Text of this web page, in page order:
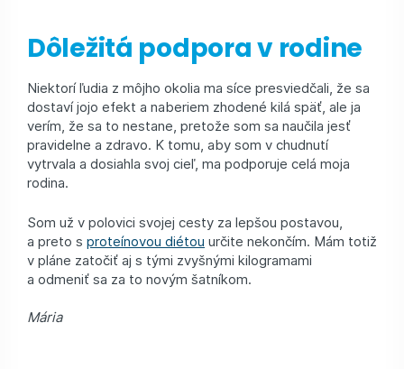
Dôležitá podpora v rodine
Niektorí ľudia z môjho okolia ma síce presviedčali, že sa
dostaví jojo efekt a naberiem zhodené kilá späť, ale ja
verím, že sa to nestane, pretože som sa naučila jesť
pravidelne a zdravo. K tomu, aby som v chudnutí
vytrvala a dosiahla svoj cieľ, ma podporuje celá moja
rodina.
Som už v polovici svojej cesty za lepšou postavou,
a preto s proteínovou diétou určite nekončím. Mám totiž
v pláne zatočiť aj s tými zvyšnými kilogramami
a odmeniť sa za to novým šatníkom.
Mária